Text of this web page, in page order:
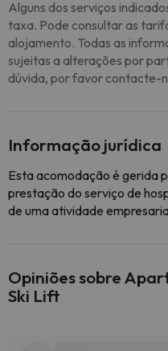
Alguns dos serviços
taxa. Pode consultar as
alojamento. Todas as
sujeitas a alterações por
dúvida, por favor contacte-
Informação jurídica
Esta acomodação é gerida
prestação do serviço de
de uma atividade
Opiniões sobre
Ski Lift